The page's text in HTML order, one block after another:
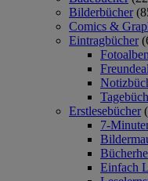
Bilderbücher
Comics &
Eintragbücher
Fotoalben
Erstlesebücher
7-
Einfach